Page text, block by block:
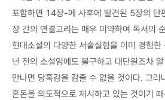
포함하면 14장-에 사후에 발견된 5장의 단
장 간의 연결고리는 매우 미약하여 독서의
현대소설의 다양한 서술실험을 이미 경험
년 전의 소설임에도 불구하고 대단원조차
만나면 당혹감을 감출 수 없을 것이다. 그러
혼돈을 의도적으로 제시하고 있는 것이기